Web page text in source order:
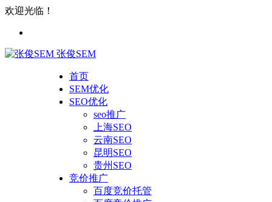
欢迎光临！
张俊SEM
首页
SEM优化
SEO优化
seo推广
上海SEO
云南SEO
昆明SEO
贵州SEO
竞价推广
百度竞价托管